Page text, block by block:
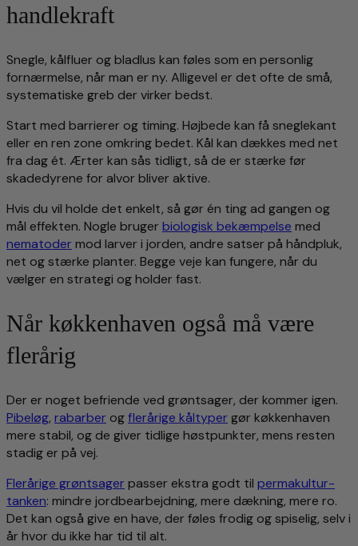
handlekraft
Snegle, kålfluer og bladlus kan føles som en personlig
fornærmelse, når man er ny. Alligevel er det ofte de små,
systematiske greb der virker bedst.
Start med barrierer og timing. Højbede kan få sneglekant
eller en ren zone omkring bedet. Kål kan dækkes med net
fra dag ét. Ærter kan sås tidligt, så de er stærke før
skadedyrene for alvor bliver aktive.
Hvis du vil holde det enkelt, så gør én ting ad gangen og
mål effekten. Nogle bruger biologisk bekæmpelse med
nematoder mod larver i jorden, andre satser på håndpluk,
net og stærke planter. Begge veje kan fungere, når du
vælger en strategi og holder fast.
Når køkkenhaven også må være
flerårig
Der er noget befriende ved grøntsager, der kommer igen.
Pibeløg, rabarber ogflerårige kåltyper gør køkkenhaven
mere stabil, og de giver tidlige høstpunkter, mens resten
stadig er på vej.
Flerårige grøntsager passer ekstra godt til permakultur-
tanken: mindre jordbearbejdning, mere dækning, mere ro.
Det kan også give en have, der føles frodig og spiselig, selv i
år hvor du ikke har tid til alt.